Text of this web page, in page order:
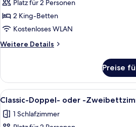
Classic-
Doppel-
oder
-
Zweibettzimmer
Platz für 2 Personen
2 King-Betten
Kostenloses WLAN
Weitere Details
Weitere
Doppel-
oder
-
Zweibettzimmer
Preise
Alle
Fotos
für
1
14
Classic-Doppel- oder -
1 Schlafzimmer